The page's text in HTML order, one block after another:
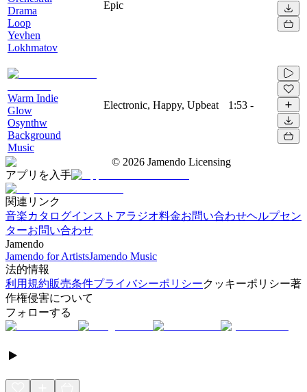
Drama
Loop
Yevhen
Lokhmatov
Epic
Warm Indie
Glow
Osynthw
Background
Music
Electronic, Happy, Upbeat 1:53 -
© 2026 Jamendo Licensing
アプリを入手
関連リンク
音楽カタログインストアラジオ料金お問い合わせヘルプセン
ターお問い合わせ
Jamendo
Jamendo for ArtistsJamendo Music
法的情報
利用規約販売条件プライバシーポリシークッキーポリシー著
作権侵害について
フォローする